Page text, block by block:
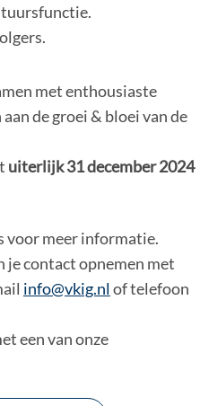
met enthousiaste
de groei & bloei van de
uiterlijk 31 december 2024
voor meer informatie.
je contact opnemen met
info@vkig.nlof telefoon
een van onze